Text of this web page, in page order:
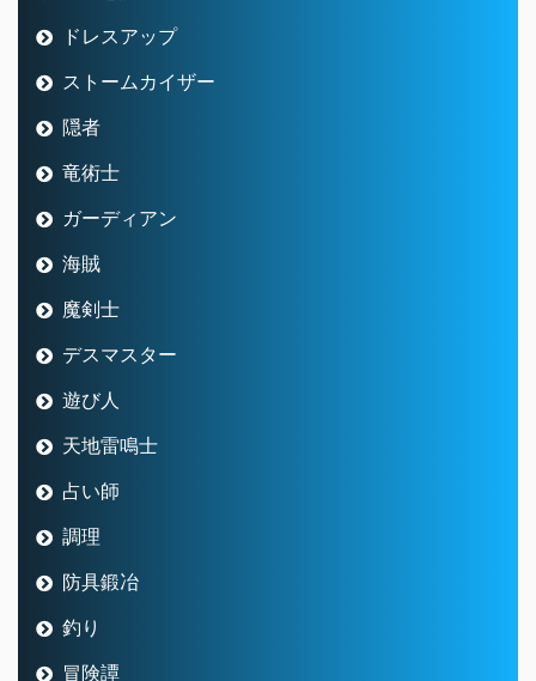
ドレスアップ
ストームカイザー
隠者
竜術士
ガーディアン
海賊
魔剣士
デスマスター
遊び人
天地雷鳴士
占い師
調理
防具鍛冶
釣り
冒険譚